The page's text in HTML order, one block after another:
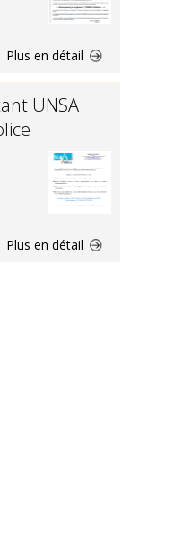
Plus en détail
UNSA
Plus en détail